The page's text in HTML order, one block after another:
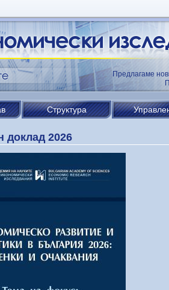
Предлагаме
Структура
доклад 2026